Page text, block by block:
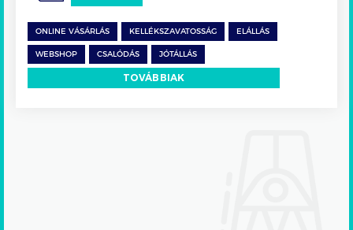
ONLINE VÁSÁRLÁS KELLÉKSZAVATOSSÁG ELÁLLÁS
WEBSHOP CSALÓDÁS JÓTÁLLÁS
TOVÁBBIAK